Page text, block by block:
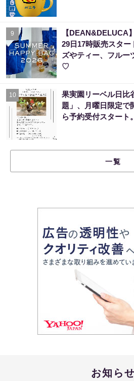
9
【DEAN&DELUCA
29日17時販売スター
ズやティー、フルー
♡
10
果実園リーベル日比
題」、月曜日限定で
ら予約受付スタート。
一覧
お知らせ